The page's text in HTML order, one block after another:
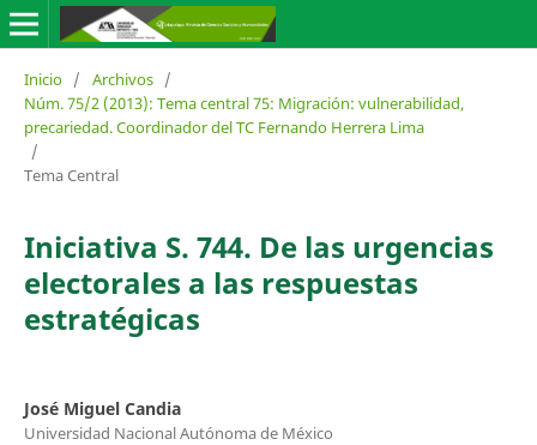
Inicio / Archivos /
Núm. 75/2 (2013): Tema central 75: Migración: vulnerabilidad,
precariedad. Coordinador del TC Fernando Herrera Lima
/
Tema Central
Iniciativa S. 744. De las urgencias
electorales a las respuestas
estratégicas
José Miguel Candia
Universidad Nacional Autónoma de México